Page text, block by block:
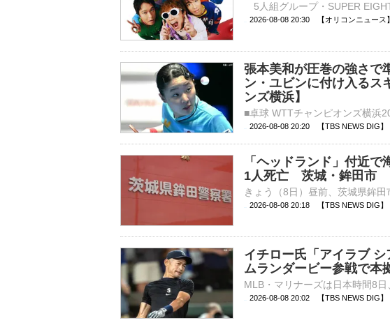
2026-08-08 20:30 【オリコンニュース】
張本美和が圧巻の強さで
ン・ユビンに付け入るス
ンズ横浜】
2026-08-08 20:20 【TBS NEWS DIG】
「ヘッドランド」付近
1人死亡 茨城・鉾田市
2026-08-08 20:18 【TBS NEWS DIG】
イチロー氏「アイラブ
ムランダービー参戦で
2026-08-08 20:02 【TBS NEWS DIG】